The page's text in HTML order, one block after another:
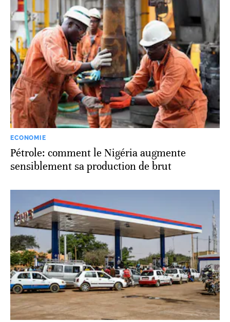
ECONOMIE
Pétrole: comment le Nigéria augmente
sensiblement sa production de brut